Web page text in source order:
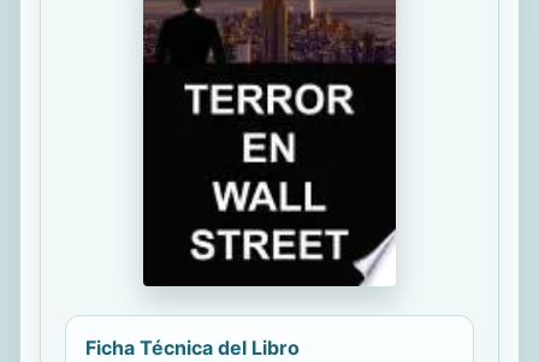
Ficha Técnica del Libro